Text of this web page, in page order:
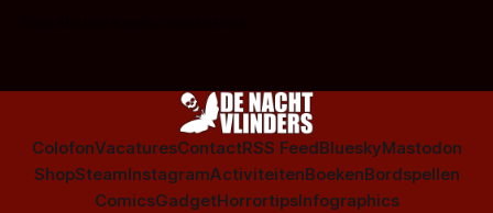
ColofonVacaturesContactRSS FeedBlueskyMastodon
ShopSteamInstagramActiviteitenBoekenBordspellen
ComicsGadgetHorrortipsInfographics